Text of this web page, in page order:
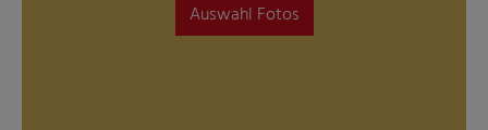
Auswahl Fotos